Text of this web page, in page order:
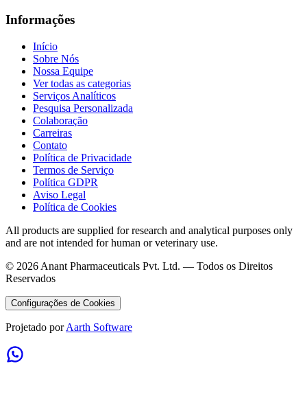
Informações
Início
Sobre Nós
Nossa Equipe
Ver todas as categorias
Serviços Analíticos
Pesquisa Personalizada
Colaboração
Carreiras
Contato
Política de Privacidade
Termos de Serviço
Política GDPR
Aviso Legal
Política de Cookies
All products are supplied for research and analytical purposes only
and are not intended for human or veterinary use.
© 2026 Anant Pharmaceuticals Pvt. Ltd. — Todos os Direitos
Reservados
Configurações de Cookies
Projetado por Aarth Software